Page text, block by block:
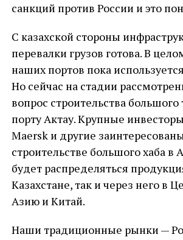
санкций против России и это
С казахской стороны
перевалки грузов готова. В
наших портов пока
Но сейчас на стадии
вопрос строительства
порту Актау. Крупные
Maersk и другие
строительстве большого хаба в
будет распределяться
Казахстане, так и через него в
Азию и Китай.
Наши традиционные рынки —